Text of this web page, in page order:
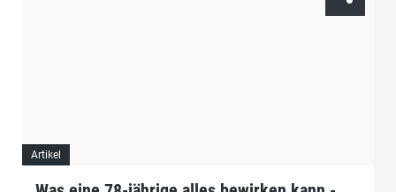
Artikel